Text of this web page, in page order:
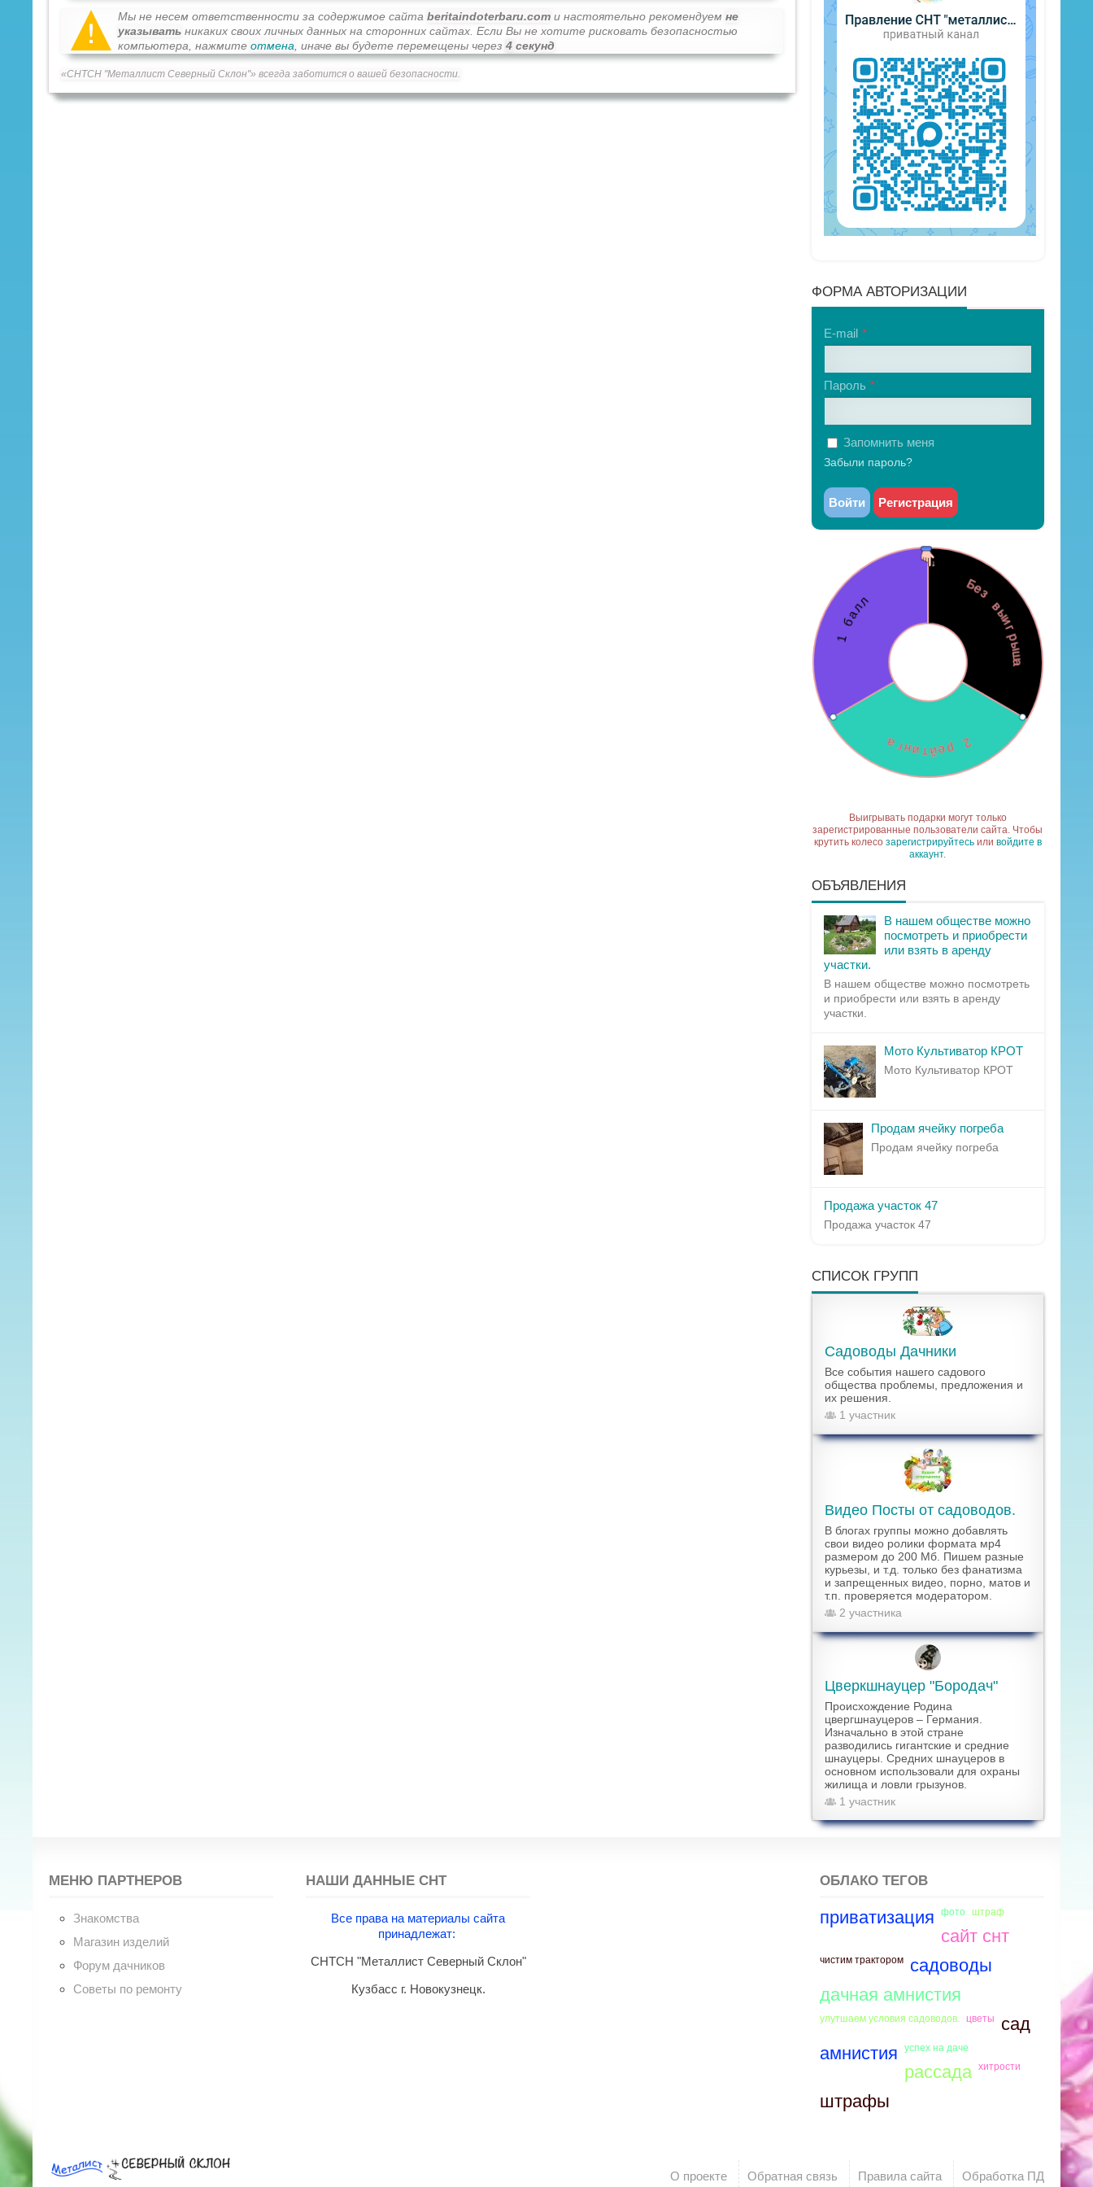
Мы не несем ответственности за содержимое сайтаberitaindoterbaru.com и настоятельно рекомендуемне
указывать никаких своих личных данных на сторонних сайтах. Если Вы не хотите рисковать безопасностью
компьютера, нажмитеотмена , иначе вы будете перемещены через3 секунд
«СНТСН "Металлист Северный Склон"» всегда заботится о вашей безопасности.
ФОРМА АВТОРИЗАЦИИ
E-mail
Пароль
Запомнить меня
Забыли пароль?
Войти Регистрация
Выигрывать подарки могут только
зарегистрированные пользователи сайта. Чтобы
крутить колесо зарегистрируйтесьили войдите в
аккаунт.
ОБЪЯВЛЕНИЯ
В нашем обществе можно
посмотреть и приобрести
или взять в аренду
участки.
В нашем обществе можно посмотреть
и приобрести или взять в аренду
участки.
Мото Культиватор КРОТ
Мото Культиватор КРОТ
Продам ячейку погреба
Продам ячейку погреба
Продажа участок 47
Продажа участок 47
СПИСОК ГРУПП
Садоводы Дачники
Все события нашего садового
общества проблемы, предложения и
их решения.
1 участник
Видео Посты от садоводов.
В блогах группы можно добавлять
свои видео ролики формата мр4
размером до 200 Мб. Пишем разные
курьезы, и т.д. только без фанатизма
и запрещенных видео, порно, матов и
т.п. проверяется модератором.
2 участника
Цверкшнауцер "Бородач"
Происхождение Родина
цвергшнауцеров – Германия.
Изначально в этой стране
разводились гигантские и средние
шнауцеры. Средних шнауцеров в
основном использовали для охраны
жилища и ловли грызунов.
1 участник
МЕНЮ ПАРТНЕРОВ
Знакомства
Магазин изделий
Форум дачников
Советы по ремонту
НАШИ ДАННЫЕ СНТ
Все права на материалы сайта
принадлежат:
СНТСН "Металлист Северный Склон"
Кузбасс г. Новокузнецк.
ОБЛАКО ТЕГОВ
приватизация фото штраф
сайт снт
чистим трактором
садоводы
дачная амнистия
улутшаем условия садоводов. цветы
сад
амнистия
успех на даче
рассада хитрости
штрафы
О проекте Обратная связь Правила сайта Обработка ПД